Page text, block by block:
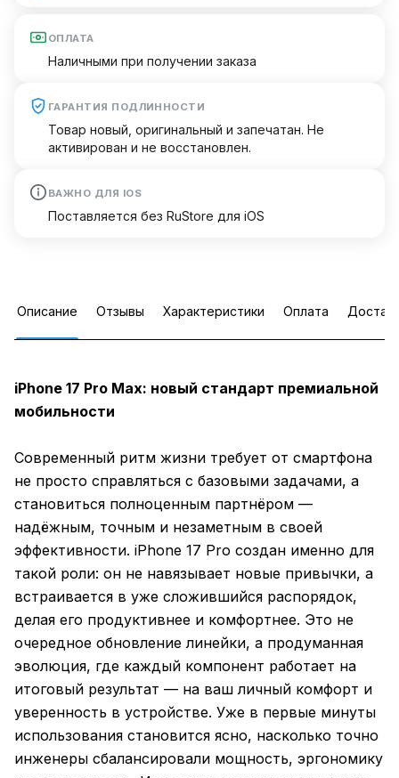
ОПЛАТА
Наличными при получении заказа
ГАРАНТИЯ ПОДЛИННОСТИ
Товар новый, оригинальный и запечатан. Не
активирован и не восстановлен.
ВАЖНО ДЛЯ IOS
Поставляется без RuStore для iOS
Описание Отзывы Характеристики Оплата
iPhone 17 Pro Max: новый стандарт премиальной
мобильности
Современный ритм жизни требует от смартфона
не просто справляться с базовыми задачами, а
становиться полноценным партнёром —
надёжным, точным и незаметным в своей
эффективности. iPhone 17 Pro создан именно для
такой роли: он не навязывает новые привычки, а
встраивается в уже сложившийся распорядок,
делая его продуктивнее и комфортнее. Это не
очередное обновление линейки, а продуманная
эволюция, где каждый компонент работает на
итоговый результат — на ваш личный комфорт и
уверенность в устройстве. Уже в первые минуты
использования становится ясно, насколько точно
инженеры сбалансировали мощность, эргономику